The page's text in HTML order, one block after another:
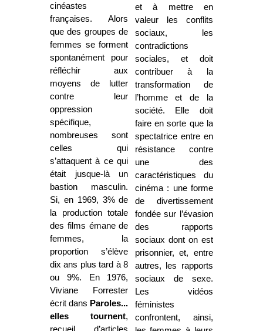
cinéastes
françaises. Alors
que des groupes de
femmes se forment
spontanément pour
réfléchir aux
moyens de lutter
contre leur
oppression
spécifique,
nombreuses sont
celles qui
s’attaquent à ce qui
était jusque-là un
bastion masculin.
Si, en 1969, 3% de
la production totale
des films émane de
femmes, la
proportion s’élève
dix ans plus tard à 8
ou 9%. En 1976,
Viviane Forrester
écrit dans Paroles...
elles tournent,
et à mettre en
valeur les conflits
sociaux, les
contradictions
sociales, etdoit
contribuer à la
transformation de
l’homme et de la
société.
Elle doit
faire en sorte que la
spectatrice entre en
résistance contre
une des
caractéristiques du
cinéma : une forme
de divertissement
fondée sur l’évasion
des rapports
sociaux dont on est
prisonnier, et, entre
autres, les rapports
sociaux de sexe.
Les vidéos
féministes
confrontent, ainsi,